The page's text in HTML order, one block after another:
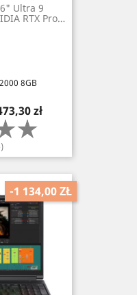
Ultra 9
RTX Pro
8GB
zł
-1 134,00 ZŁ